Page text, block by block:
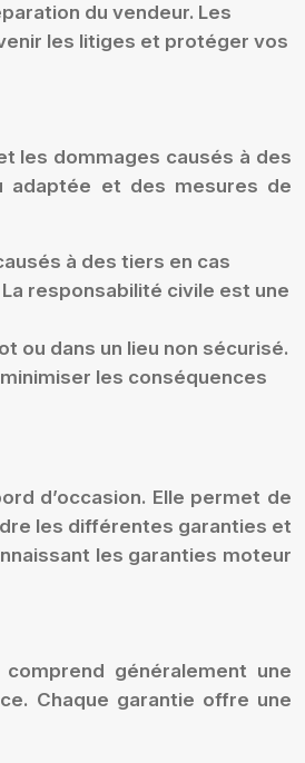
du vendeur. Les
les litiges et protéger vos
les dommages causés à des
adaptée et des mesures de
à des tiers en cas
responsabilité civile est une
ou dans un lieu non sécurisé.
les conséquences
d’occasion. Elle permet de
les différentes garanties et
les garanties moteur
généralement une
Chaque garantie offre une